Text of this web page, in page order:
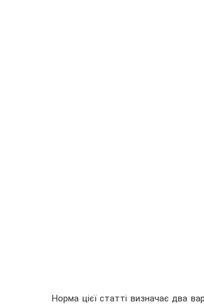
Норма цієї статті визначає два